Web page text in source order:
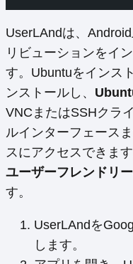
UserLAndは、
リビューションをイ
す。Ubuntuをインス
ンストールし、
VNCまたはSSHクラ
ルインターフェース
スにアクセスできま
ユーザーフレンドリー
す。
UserLAndを
します。